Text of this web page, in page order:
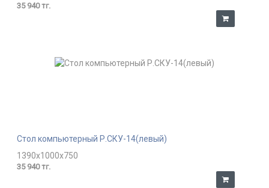
35 940 тг.
Стол компьютерный Р.СКУ-14(левый)
1390x1000x750
35 940 тг.